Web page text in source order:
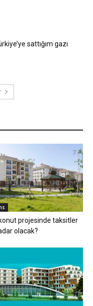
sattığım gazı
projesinde taksitler
olacak?